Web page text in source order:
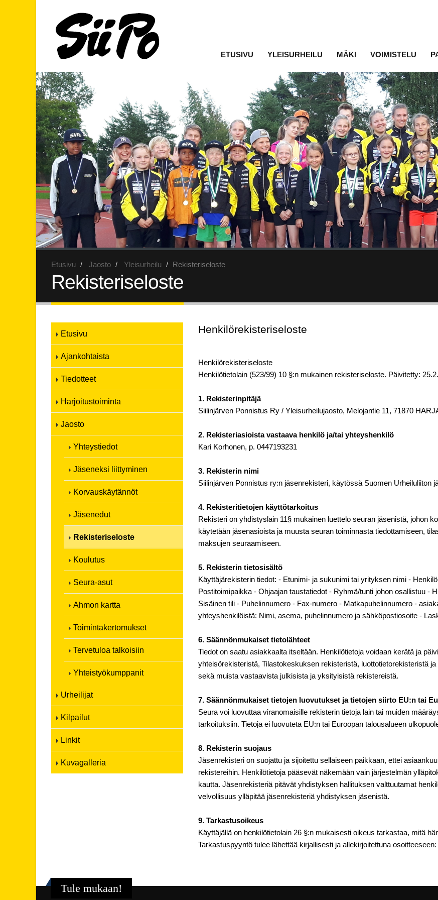
ETUSIVU YLEISURHEILU MÄKI VOIMISTELU
Etusivu Jaosto Yleisurheilu Rekisteriseloste
Rekisteriseloste
Etusivu
Ajankohtaista
Tiedotteet
Harjoitustoiminta
Jaosto
Yhteystiedot
Jäseneksi liittyminen
Korvauskäytännöt
Jäsenedut
Rekisteriseloste
Koulutus
Seura-asut
Ahmon kartta
Toimintakertomukset
Tervetuloa talkoisiin
Yhteistyökumppanit
Urheilijat
Kilpailut
Linkit
Kuvagalleria
Henkilörekisteriseloste
Henkilörekisteriseloste
Henkilötietolain (523/99) 10 §:n mukainen rekisteriseloste. Päivitetty:
1. Rekisterinpitäjä
Siilinjärven Ponnistus Ry / Yleisurheilujaosto, Melojantie 11, 71870
2. Rekisteriasioista vastaava henkilö ja/tai yhteyshenkilö
Kari Korhonen, p. 0447193231
3. Rekisterin nimi
Siilinjärven Ponnistus ry:n jäsenrekisteri, käytössä Suomen Urheiluliiton
4. Rekisteritietojen käyttötarkoitus
Rekisteri on yhdistyslain 11§ mukainen luettelo seuran jäsenistä, johon
käytetään jäsenasioista ja muusta seuran toiminnasta tiedottamiseen,
maksujen seuraamiseen.
5. Rekisterin tietosisältö
Käyttäjärekisterin tiedot: - Etunimi- ja sukunimi tai yrityksen nimi -
Postitoimipaikka - Ohjaajan taustatiedot - Ryhmä/tunti johon osallistuu -
Sisäinen tili - Puhelinnumero - Fax-numero - Matkapuhelinnumero -
yhteyshenkilöistä: Nimi, asema, puhelinnumero ja sähköpostiosoite -
6. Säännönmukaiset tietolähteet
Tiedot on saatu asiakkaalta itseltään. Henkilötietoja voidaan kerätä ja
yhteisörekisteristä, Tilastokeskuksen rekisteristä, luottotietorekisteristä
sekä muista vastaavista julkisista ja yksityisistä rekistereistä.
7. Säännönmukaiset tietojen luovutukset ja tietojen siirto EU:n tai
Seura voi luovuttaa viranomaisille rekisterin tietoja lain tai muiden
tarkoituksiin. Tietoja ei luovuteta EU:n tai Euroopan talousalueen
8. Rekisterin suojaus
Jäsenrekisteri on suojattu ja sijoitettu sellaiseen paikkaan, ettei
rekistereihin. Henkilötietoja pääsevät näkemään vain järjestelmän
kautta. Jäsenrekisteriä pitävät yhdistyksen hallituksen valttuutamat
velvollisuus ylläpitää jäsenrekisteriä yhdistyksen jäsenistä.
9. Tarkastusoikeus
Käyttäjällä on henkilötietolain 26 §:n mukaisesti oikeus tarkastaa, mitä
Tarkastuspyyntö tulee lähettää kirjallisesti ja allekirjoitettuna
Tule mukaan!